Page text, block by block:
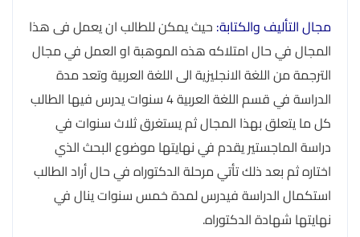
مجال التأليف والكتابة: حيث يمكن للطالب ان يعمل فى هذا
المجال في حال امتلاكه هذه الموهبة او العمل في مجال
الترجمة من اللغة الانجليزية الى اللغة العربية وتعد مدة
الدراسة في قسم اللغة العربية 4 سنوات يدرس فيها الطالب
كل ما يتعلق بهذا المجال ثم يستغرق ثلاث سنوات في
دراسة الماجستير يقدم في نهايتها موضوع البحث الذي
اختاره ثم بعد ذلك تأتي مرحلة الدكتوراه في حال أراد الطالب
استكمال الدراسة فيدرس لمدة خمس سنوات ينال في
نهايتها شهادة الدكتوراه.